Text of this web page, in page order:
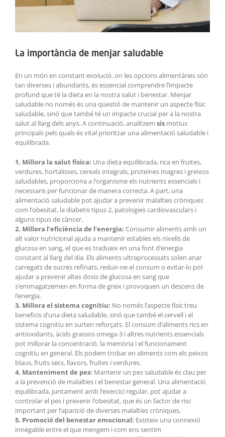
La importància de menjar saludable
En un món en constant evolució, on les opcions alimentàries són
tan diverses i abundants, és essencial comprendre l’impacte
profund que té la dieta en la nostra salut i benestar. Menjar
saludable no només és una qüestió de mantenir un aspecte físic
saludable, sinó que també té un impacte crucial per a la nostra
salut al llarg dels anys. A continuació, analitzem sismotius
principals pels quals és vital prioritzar una alimentació saludable i
equilibrada.
1. Millora la salut física: Una dieta equilibrada, rica en fruites,
verdures, hortalisses, cereals integrals, proteïnes magres i greixos
saludables, proporciona a l’organisme els nutrients essencials i
necessaris per funcionar de manera correcta. A part, una
alimentació saludable pot ajudar a prevenir malalties cròniques
com l’obesitat, la diabetis tipus 2, patologies cardiovasculars i
alguns tipus de càncer.
2. Millora l’eficiència de l’energia: Consumir aliments amb un
alt valor nutricional ajuda a mantenir estables els nivells de
glucosa en sang, el que es tradueix en una font d’energia
constant al llarg del dia. Els aliments ultraprocessats solen anar
carregats de sucres refinats, reduir-ne el consum o evitar-lo pot
ajudar a prevenir altes dosis de glucosa en sang que
s’emmagatzemen en forma de greix i provoquen un descens de
l’energia.
3. Millora el sistema cognitiu: No només l’aspecte físic treu
beneficis d’una dieta saludable, sinó que també el cervell i el
sistema cognitiu en surten reforçats. El consum d’aliments rics en
antioxidants, àcids grassos omega-3 i altres nutrients essencials
pot millorar la concentració, la memòria i el funcionament
cognitiu en general. Els podem trobar en aliments com els peixos
blaus, fruits secs, llavors, fruites i verdures.
4. Manteniment de pes: Mantenir un pes saludable és clau per
a la prevenció de malalties i el benestar general. Una alimentació
equilibrada, juntament amb l’exercici regular, pot ajudar a
controlar el pes i prevenir l’obesitat, que és un factor de risc
important per l’aparició de diverses malalties cròniques.
5. Promoció del benestar emocional: Existeix una connexió
innegable entre el que mengem i com ens sentim